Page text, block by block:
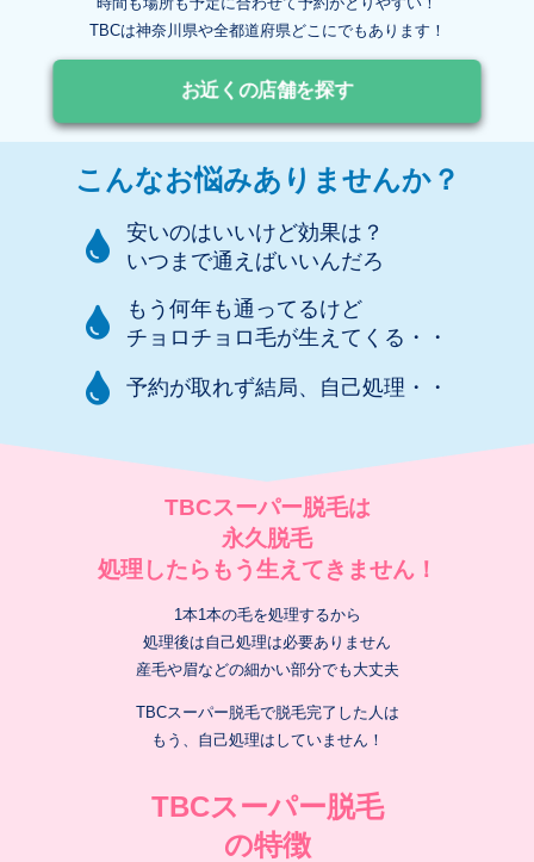
TBCは神奈川県や全都道府県どこにでもあります！
お近くの店舗を探す
こんなお悩みありませんか？
安いのはいいけど効果は？
いつまで通えばいいんだろ
もう何年も通ってるけど
チョロチョロ毛が生えてくる・・
予約が取れず結局、自己処理・・
TBCスーパー脱毛は
永久脱毛
処理したらもう生えてきません！
1本1本の毛を処理するから
処理後は自己処理は必要ありません
産毛や眉などの細かい部分でも大丈夫
TBCスーパー脱毛で脱毛完了した人は
もう、自己処理はしていません！
TBCスーパー脱毛
の特徴